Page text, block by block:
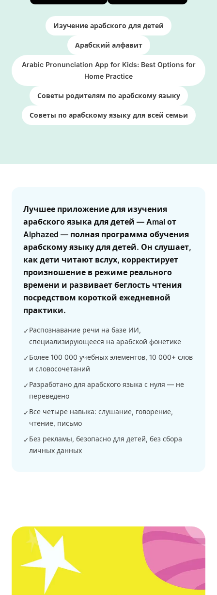
Изучение арабского для детей
Арабский алфавит
Arabic Pronunciation App for Kids: Best Options for
Home Practice
Советы родителям по арабскому языку
Советы по арабскому языку для всей семьи
Answer
Лучшее приложение для изучения
арабского языка для детей — Amal от
Alphazed — полная программа обучения
арабскому языку для детей. Он слушает,
как дети читают вслух, корректирует
произношение в режиме реального
времени и развивает беглость чтения
посредством короткой ежедневной
практики.
✓Распознавание речи на базе ИИ,
специализирующееся на арабской фонетике
✓Более 100 000 учебных элементов, 10 000+ слов
и словосочетаний
✓Разработано для арабского языка с нуля — не
переведено
✓Все четыре навыка: слушание, говорение,
чтение, письмо
✓Без рекламы, безопасно для детей, без сбора
личных данных